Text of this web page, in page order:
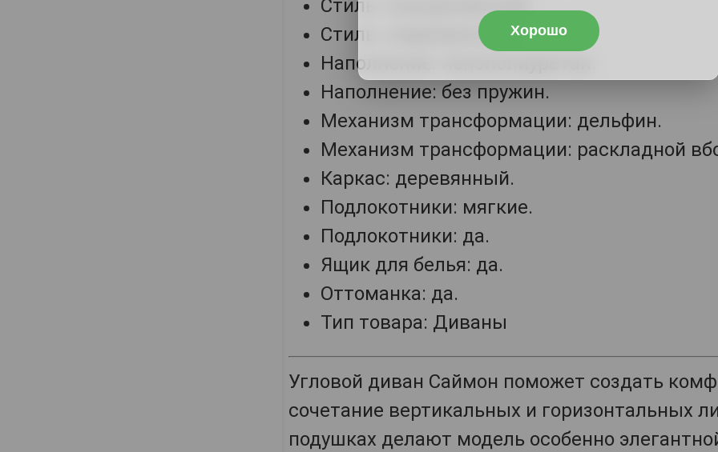
Стиль: скандинавский.
Стиль: современный.
Наполнение: пенополиуретан.
Наполнение: без пружин.
Механизм трансформации: дельфин.
Механизм трансформации: раскладной
Каркас: деревянный.
Подлокотники: мягкие.
Подлокотники: да.
Ящик для белья: да.
Оттоманка: да.
Тип товара: Диваны
Угловой диван Саймон поможет создать
сочетание вертикальных и горизонтальных
подушках делают модель особенно
Хорошо